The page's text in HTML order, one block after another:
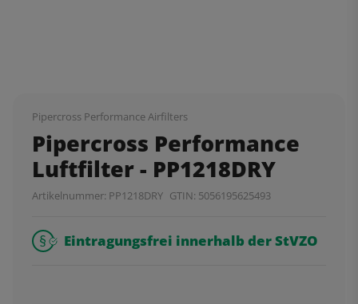
Pipercross Performance Airfilters
Pipercross Performance
Luftfilter - PP1218DRY
Artikelnummer: PP1218DRY GTIN: 5056195625493
Eintragungsfrei innerhalb der StVZO